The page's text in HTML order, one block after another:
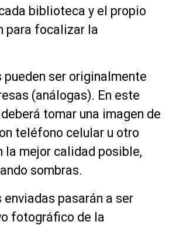
biblioteca y el propio
para focalizar la
ser originalmente
(análogas). En este
tomar una imagen de
teléfono celular u otro
la mejor calidad posible,
sombras.
pasarán a ser
fotográfico de la